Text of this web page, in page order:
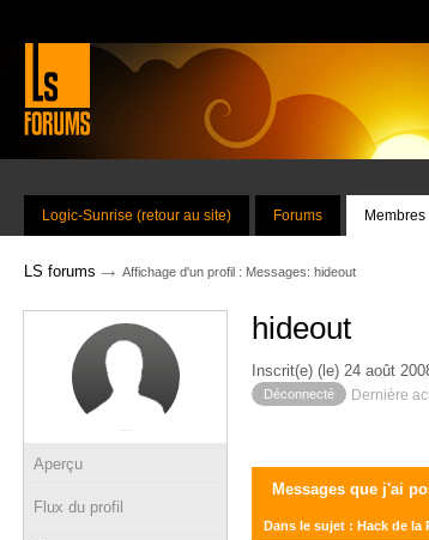
Logic-Sunrise (retour au site) Forums Membres
LS forums → Affichage d'un profil : Messages: hideout
Aperçu
Flux du profil
hideout
Inscrit(e) (le) 24 août
Déconnecté Dernière
Messages que j'ai
Dans le sujet : Hack de la